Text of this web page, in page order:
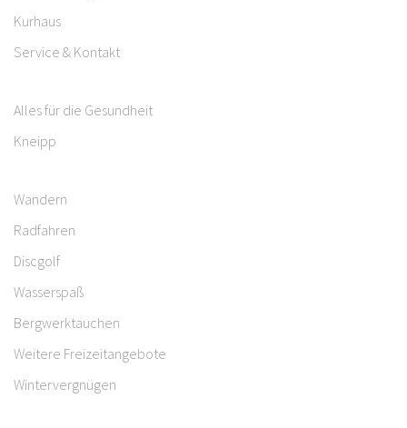
Kurhaus
Service & Kontakt
Alles für die Gesundheit
Kneipp
Wandern
Radfahren
Discgolf
Wasserspaß
Bergwerktauchen
Weitere Freizeitangebote
Wintervergnügen